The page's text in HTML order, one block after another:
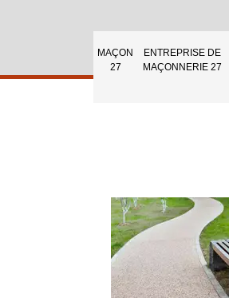
MAÇON
27
ENTREPRISE DE
MAÇONNERIE 27